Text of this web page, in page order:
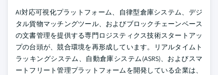
AI対応可視化プラットフォーム、自律型倉庫システム、デジ
タル貨物マッチングツール、およびブロックチェーンベース
の文書管理を提供する専門ロジスティクス技術スタートアッ
プの台頭が、競合環境を再形成しています。リアルタイムト
ラッキングシステム、自動倉庫システム(ASRS)、およびスマ
ートフリート管理プラットフォームを開発している企業は、